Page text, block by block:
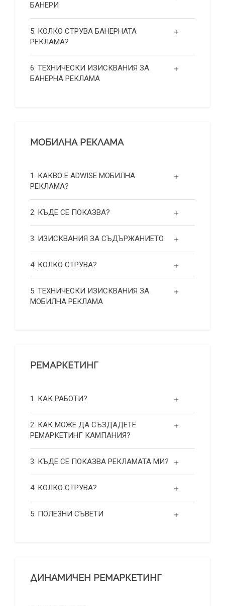
БАНЕРИ
5. КОЛКО СТРУВА БАНЕРНАТА
РЕКЛАМА?
6. ТЕХНИЧЕСКИ ИЗИСКВАНИЯ ЗА
БАНЕРНА РЕКЛАМА
МОБИЛНА РЕКЛАМА
1. КАКВО Е ADWISE МОБИЛНА
РЕКЛАМА?
2. КЪДЕ СЕ ПОКАЗВА?
3. ИЗИСКВАНИЯ ЗА СЪДЪРЖАНИЕТО
4. КОЛКО СТРУВА?
5. ТЕХНИЧЕСКИ ИЗИСКВАНИЯ ЗА
МОБИЛНА РЕКЛАМА
РЕМАРКЕТИНГ
1. КАК РАБОТИ?
2. КАК МОЖЕ ДА СЪЗДАДЕТЕ
РЕМАРКЕТИНГ КАМПАНИЯ?
3. КЪДЕ СЕ ПОКАЗВА РЕКЛАМАТА МИ?
4. КОЛКО СТРУВА?
5. ПОЛЕЗНИ СЪВЕТИ
ДИНАМИЧЕН РЕМАРКЕТИНГ